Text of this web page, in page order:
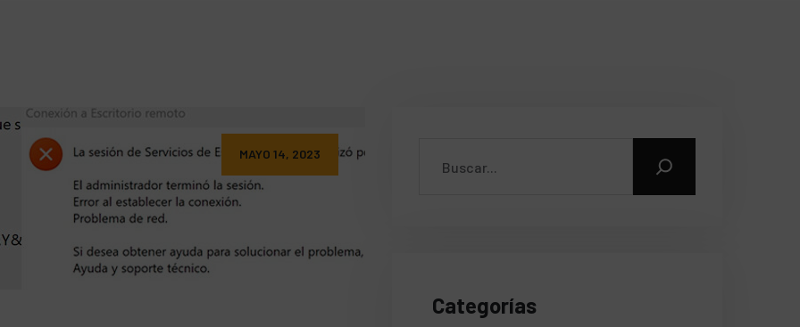
MAYO 14, 2023
Categorías